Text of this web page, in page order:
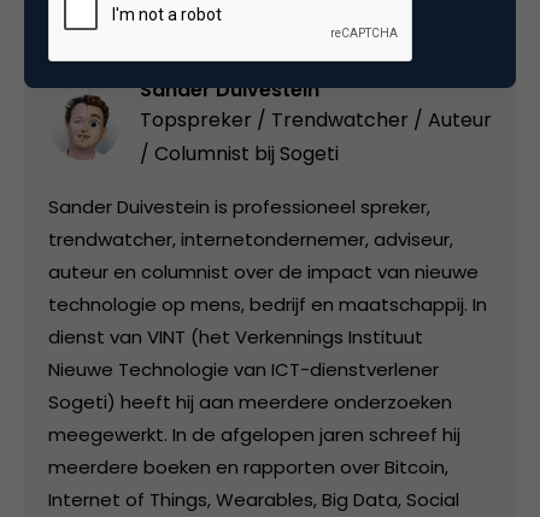
Sander Duivestein
Topspreker / Trendwatcher / Auteur
/ Columnist bij Sogeti
Sander Duivestein is professioneel spreker,
trendwatcher, internetondernemer, adviseur,
auteur en columnist over de impact van nieuwe
technologie op mens, bedrijf en maatschappij. In
dienst van VINT (het Verkennings Instituut
Nieuwe Technologie van ICT-dienstverlener
Sogeti) heeft hij aan meerdere onderzoeken
meegewerkt. In de afgelopen jaren schreef hij
meerdere boeken en rapporten over Bitcoin,
Internet of Things, Wearables, Big Data, Social